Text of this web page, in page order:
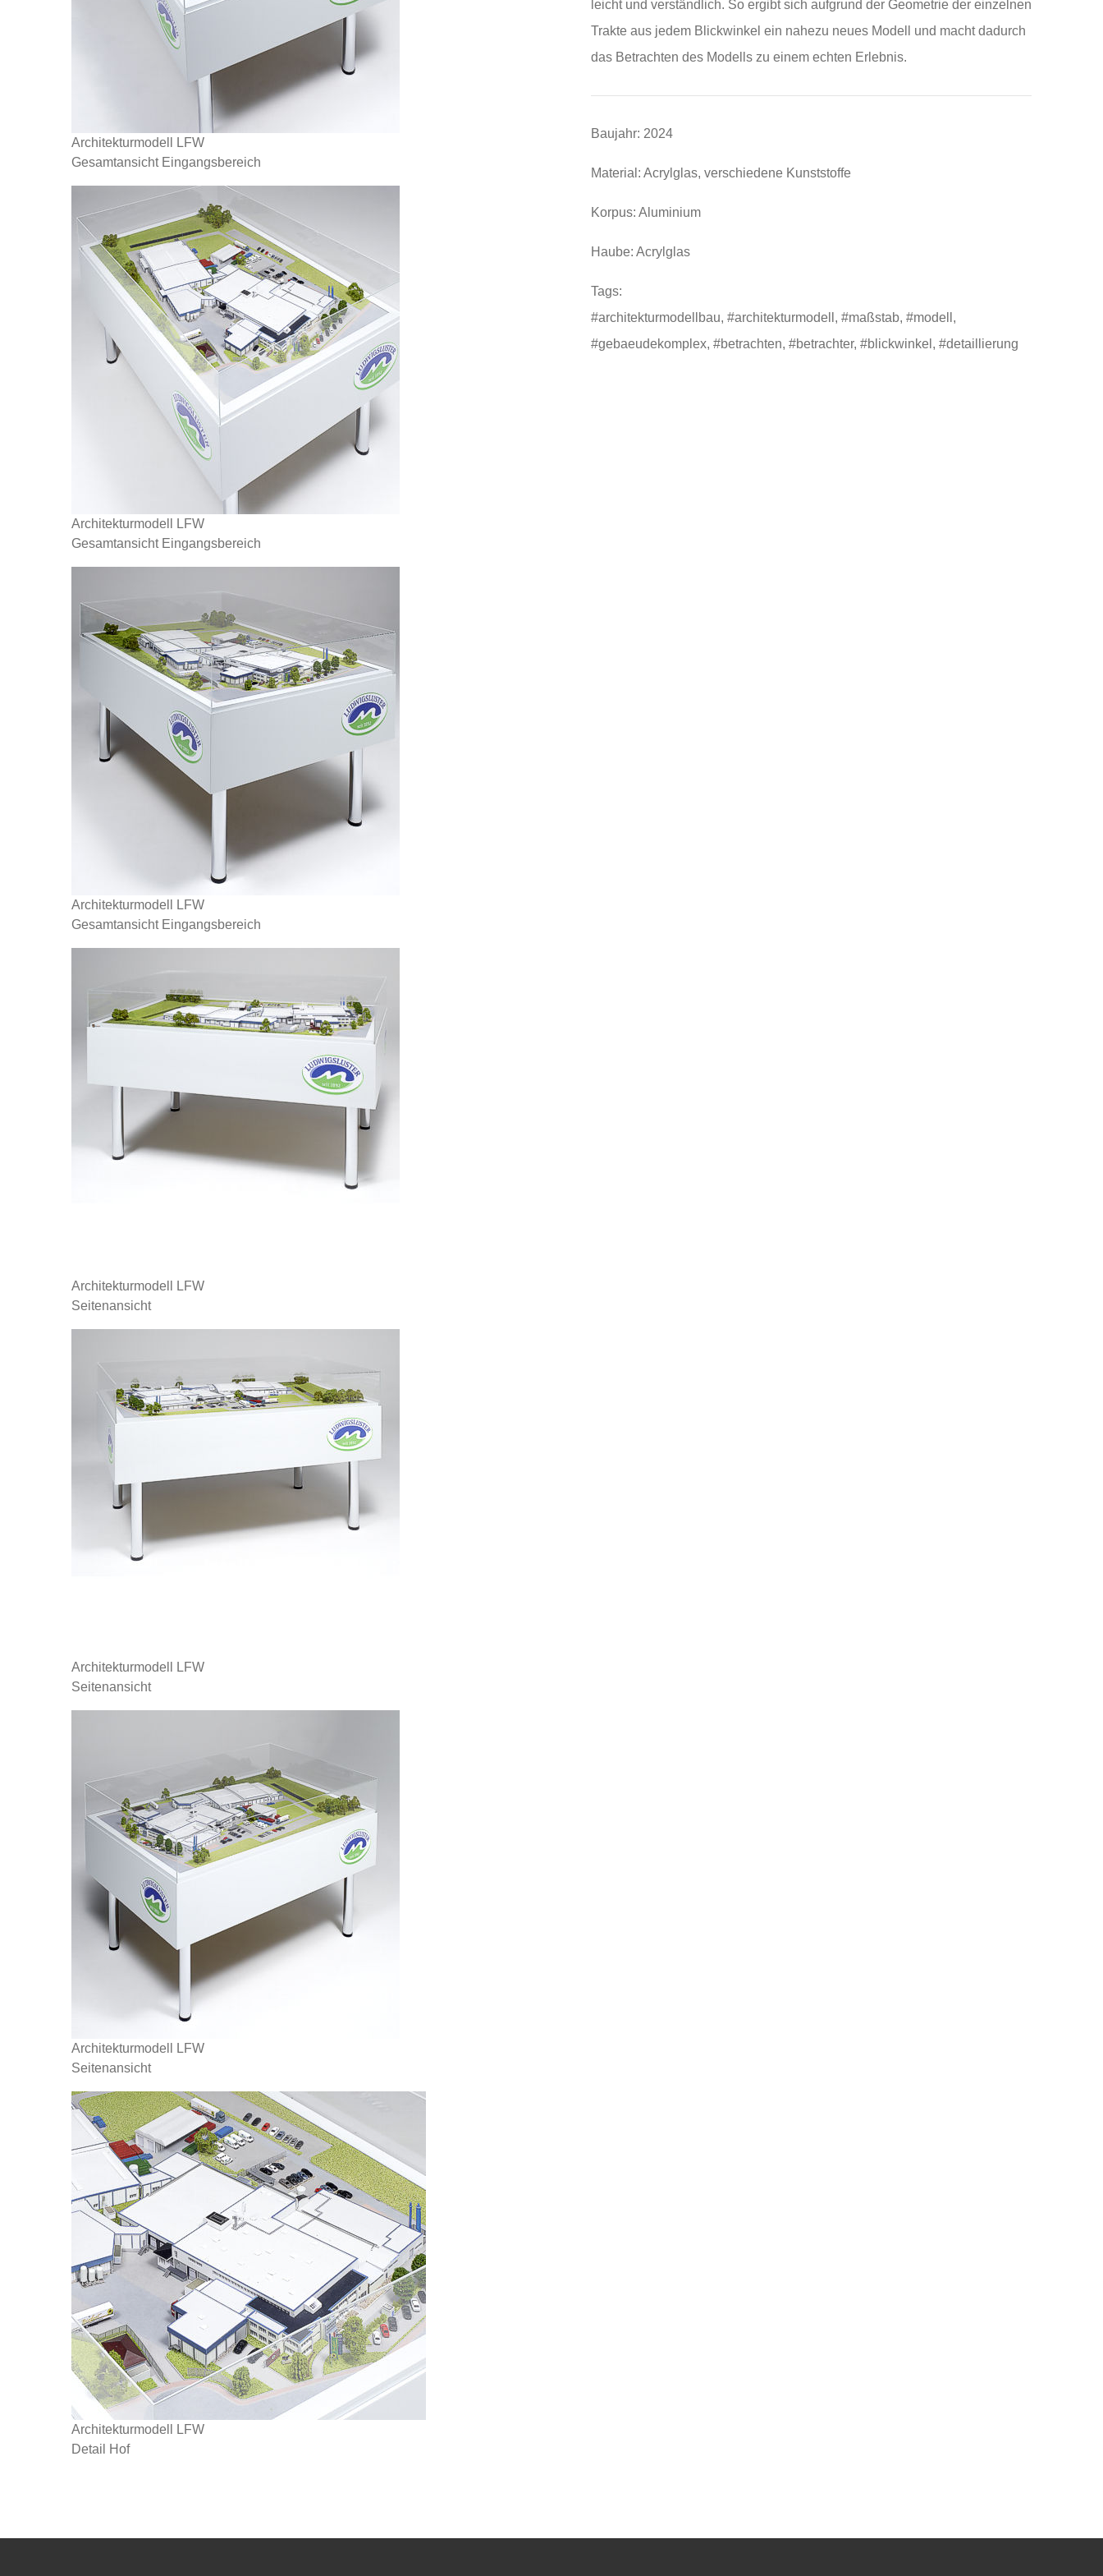
Architekturmodell LFW
Gesamtansicht Eingangsbereich
Architekturmodell LFW
Gesamtansicht Eingangsbereich
Architekturmodell LFW
Gesamtansicht Eingangsbereich
Architekturmodell LFW
Seitenansicht
Architekturmodell LFW
Seitenansicht
Architekturmodell LFW
Seitenansicht
Architekturmodell LFW
Detail Hof
leicht und verständlich. So ergibt sich aufgrund der Geometrie der einzelnen
Trakte aus jedem Blickwinkel ein nahezu neues Modell und macht dadurch
das Betrachten des Modells zu einem echten Erlebnis.
Baujahr: 2024
Material: Acrylglas, verschiedene Kunststoffe
Korpus: Aluminium
Haube: Acrylglas
Tags:
#architekturmodellbau, #architekturmodell, #maßstab, #modell,
#gebaeudekomplex, #betrachten, #betrachter, #blickwinkel, #detaillierung